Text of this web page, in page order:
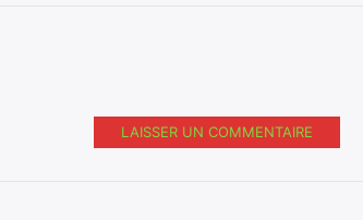
LAISSER UN COMMENTAIRE